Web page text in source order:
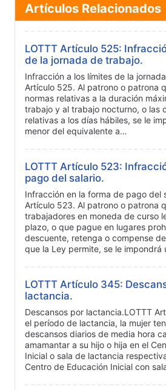
Artículos Relacionados
LOTTT Artículo 525:
de la jornada de trabajo.
Infracción a los límites de la
Artículo 525. Al patrono o patrona
normas relativas a la duración
trabajo y al trabajo nocturno, o las
relativas a los días hábiles, se le
menor del equivalente a…
LOTTT Artículo 523:
pago del salario.
Infracción en la forma de pago del
Artículo 523. Al patrono o patrona
trabajadores en moneda de curso
plazo, o que pague en lugares
descuente, retenga o compense
que la Ley permite, se le impondrá
LOTTT Artículo 345:
lactancia.
Descansos por lactancia.LOTTT
el período de lactancia, la mujer
descansos diarios de media hora
amamantar a su hijo o hija en el
Inicial o sala de lactancia
Centro de Educación Inicial con